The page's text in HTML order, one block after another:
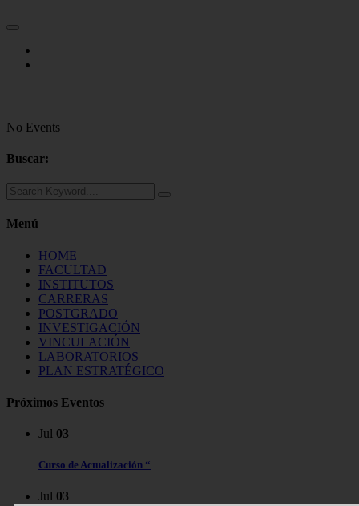
No Events
Buscar:
Menú
HOME
FACULTAD
INSTITUTOS
CARRERAS
POSTGRADO
INVESTIGACIÓN
VINCULACIÓN
LABORATORIOS
PLAN ESTRATÉGICO
Próximos Eventos
Jul 03
Curso de Actualización “
Jul 03